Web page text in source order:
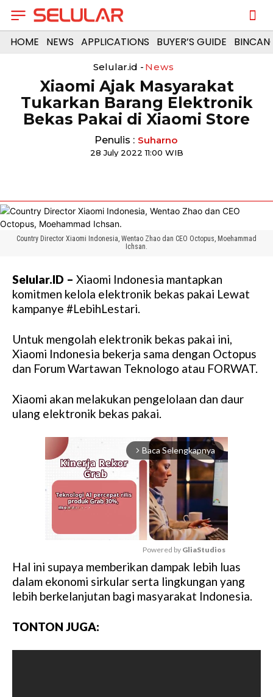
HOME NEWS APPLICATIONS BUYER’S GUIDE
Selular.id - News
Xiaomi Ajak Masyarakat
Tukarkan Barang Elektronik
Bekas Pakai di Xiaomi Store
Penulis : Suharno
28 July 2022 11:00 WIB
Country Director Xiaomi Indonesia, Wentao Zhao dan CEO Octopus, Moehammad
Ichsan.
Selular.ID – Xiaomi Indonesia mantapkan
komitmen kelola elektronik bekas pakai Lewat
kampanye #LebihLestari.
Untuk mengolah elektronik bekas pakai ini,
Xiaomi Indonesia bekerja sama dengan Octopus
dan Forum Wartawan Teknologo atau FORWAT.
Xiaomi akan melakukan pengelolaan dan daur
ulang elektronik bekas pakai.
arrow_forward_ios Baca Selengkapnya
M
u
t
Powered by GliaStudios
Hal ini supaya memberikan dampak lebih luas
dalam ekonomi sirkular serta lingkungan yang
lebih berkelanjutan bagi masyarakat Indonesia.
TONTON JUGA: